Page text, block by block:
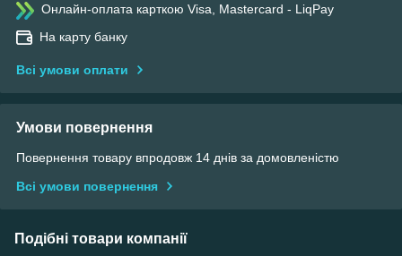
Онлайн-оплата карткою Visa, Mastercard - LiqPay
На карту банку
Всі умови оплати
Умови повернення
Повернення товару впродовж 14 днів за домовленістю
Всі умови повернення
Подібні товари компанії